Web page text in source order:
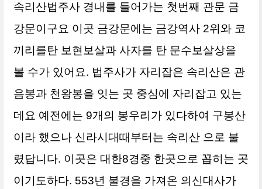
속리산법주사 경내를 들어가는 첫번째 관문 금
강문이구요 이곳 금강문에는 금강역사 2위와 코
끼리를탄 보현보살과사자를 탄 문수보살상을
볼 수가 있어요. 법주사가 자리잡은 속리산은 관
음봉과 천왕봉을 잇는 곳 중심에 자리잡고 있는
데요 예전에는 9개의 봉우리가 있다하여 구봉산
이라 했으나 신라시대때부터는 속리산 으로 불
렸답니다. 이곳은 대한8경중 한곳으로 꼽히는 곳
이기도하다. 553년 불경을 가져온 의신대사가